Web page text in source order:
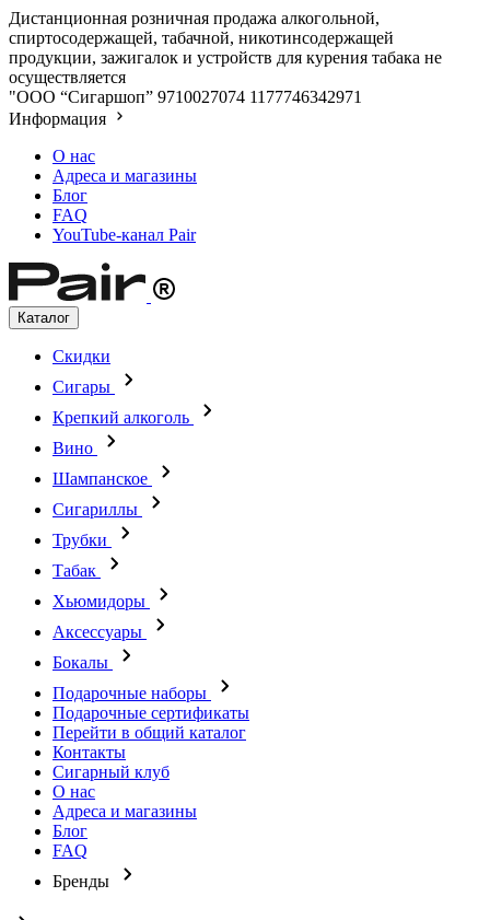
Дистанционная розничная продажа алкогольной,
спиртосодержащей, табачной, никотинсодержащей
продукции, зажигалок и устройств для курения табака не
осуществляется
"ООО “Сигаршоп” 9710027074 1177746342971
Информация
О нас
Адреса и магазины
Блог
FAQ
YouTube-канал Pair
Каталог
Скидки
Сигары
Крепкий алкоголь
Вино
Шампанское
Сигариллы
Трубки
Табак
Хьюмидоры
Аксессуары
Бокалы
Подарочные наборы
Подарочные сертификаты
Перейти в общий каталог
Контакты
Сигарный клуб
О нас
Адреса и магазины
Блог
FAQ
Бренды